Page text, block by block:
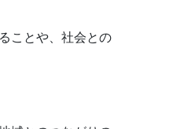
ことや、社会との